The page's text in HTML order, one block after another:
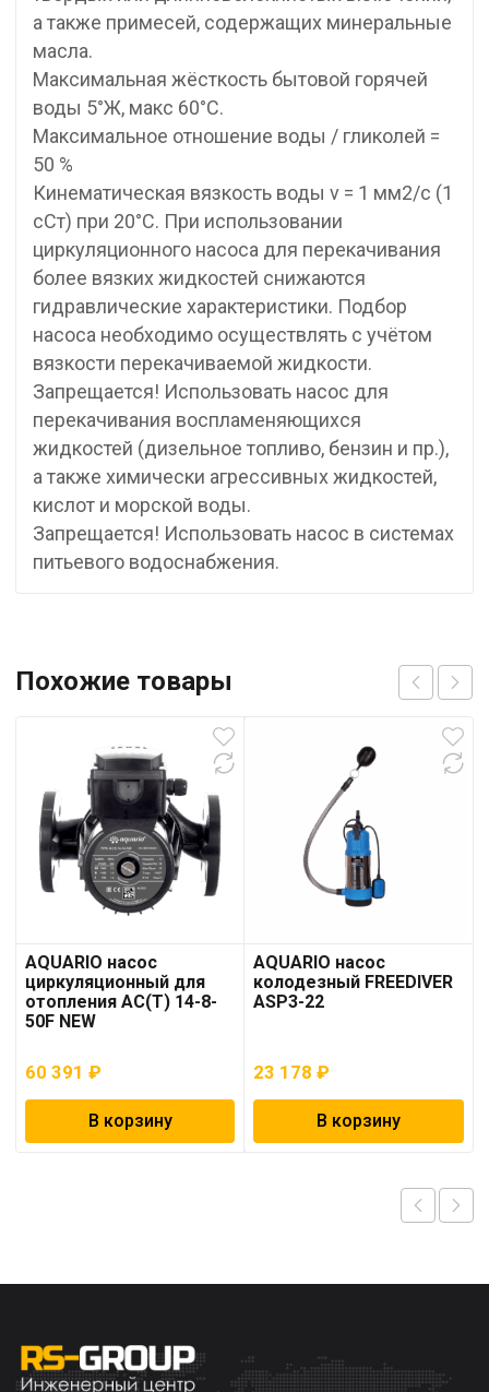
а также примесей, содержащих минеральные
масла.
Максимальная жёсткость бытовой горячей
воды 5°Ж, макс 60°С.
Максимальное отношение воды / гликолей =
50 %
Кинематическая вязкость воды ν = 1 мм2/с (1
сСт) при 20°С. При использовании
циркуляционного насоса для перекачивания
более вязких жидкостей снижаются
гидравлические характеристики. Подбор
насоса необходимо осуществлять с учётом
вязкости перекачиваемой жидкости.
Запрещается! Использовать насос для
перекачивания воспламеняющихся
жидкостей (дизельное топливо, бензин и пр.),
а также химически агрессивных жидкостей,
кислот и морской воды.
Запрещается! Использовать насос в системах
питьевого водоснабжения.
Похожие товары
AQUARIO насос
циркуляционный для
отопления AC(T) 14-8-
50F NEW
60 391 ₽
В корзину
AQUARIO насос
колодезный FREEDIVER
ASP3-22
23 178₽
В корзину